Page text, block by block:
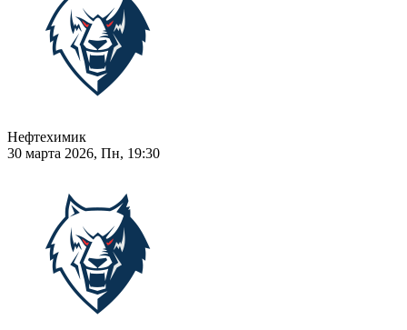
Нефтехимик
30 марта 2026, Пн, 19:30